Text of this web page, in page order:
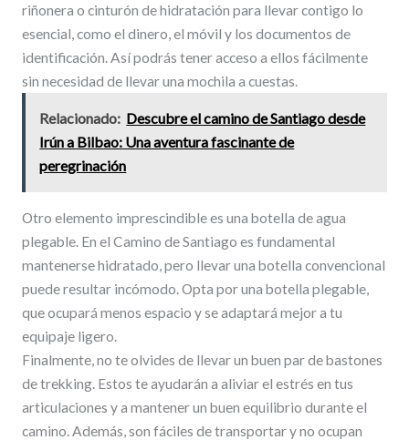
riñonera o cinturón de hidratación para llevar contigo lo
esencial, como el dinero, el móvil y los documentos de
identificación. Así podrás tener acceso a ellos fácilmente
sin necesidad de llevar una mochila a cuestas.
Relacionado: Descubre el camino de Santiago desde
Irún a Bilbao: Una aventura fascinante de
peregrinación
Otro elemento imprescindible es una botella de agua
plegable. En el Camino de Santiago es fundamental
mantenerse hidratado, pero llevar una botella convencional
puede resultar incómodo. Opta por una botella plegable,
que ocupará menos espacio y se adaptará mejor a tu
equipaje ligero.
Finalmente, no te olvides de llevar un buen par de bastones
de trekking. Estos te ayudarán a aliviar el estrés en tus
articulaciones y a mantener un buen equilibrio durante el
camino. Además, son fáciles de transportar y no ocupan